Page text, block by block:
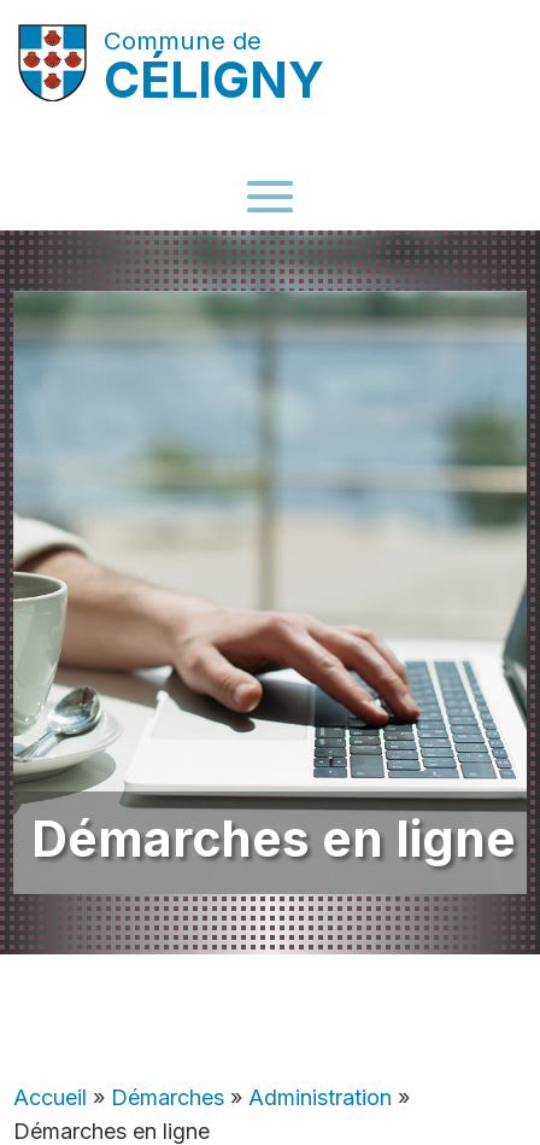
Commune de
CÉLIGNY
Démarches en ligne
Accueil » Démarches » Administration »
Démarches en ligne